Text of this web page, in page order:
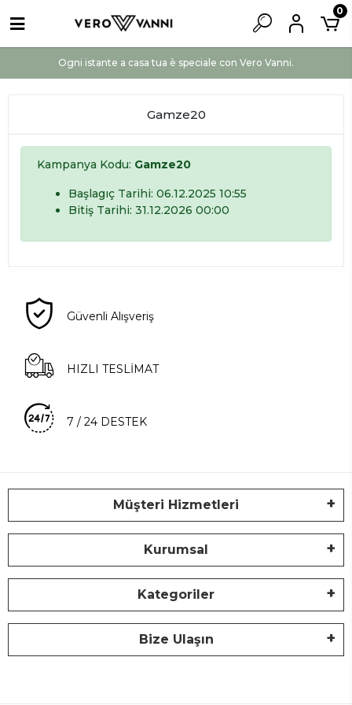
Ogni istante a casa tua è speciale con Vero Vanni.
0
Gamze20
Kampanya Kodu: Gamze20
Başlagıç Tarihi: 06.12.2025 10:55
Bitiş Tarihi: 31.12.2026 00:00
Güvenli Alışveriş
HIZLI TESLİMAT
7 / 24 DESTEK
Müşteri Hizmetleri
Kurumsal
Kategoriler
Bize Ulaşın